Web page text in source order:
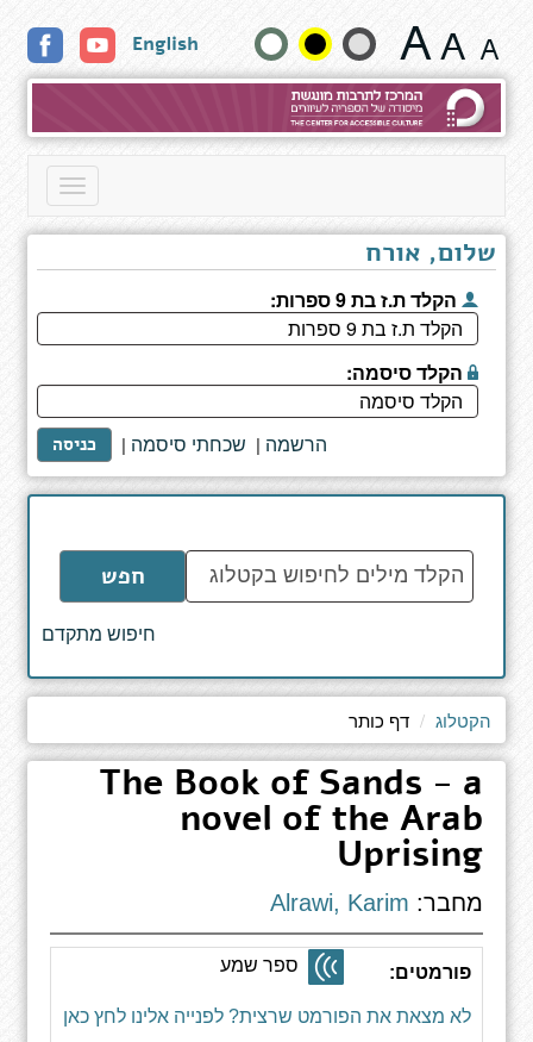
Book
of
Sands
a
the
Arab
Uprising
שנה
גודל
טקסט
English
Toggle
שלום, אורח
הקלד ת.ז בת 9 ספרות:
הקלד סיסמה:
כניסה | שכחתי סיסמה | הרשמה
הקלד
מילים
לחיפוש
חפש
חיפוש מתקדם
הקטלוג דף כותר
The Book of Sands - a
novel of the Arab
Uprising
מחבר: Alrawi, Karim
פורמטים: ספר שמע
לא מצאת את הפורמט שרצית? לפנייה אלינו לחץ כאן